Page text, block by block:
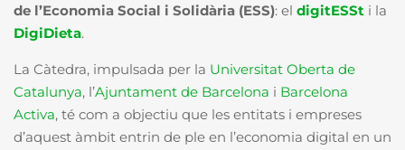
de l’Economia Social i Solidària (ESS): el digitESSt i la
DigiDieta.
La Càtedra, impulsada per la Universitat Oberta de
Catalunya, l’Ajuntament de Barcelona i Barcelona
Activa, té com a objectiu que les entitats i empreses
d’aquest àmbit entrin de ple en l’economia digital en un